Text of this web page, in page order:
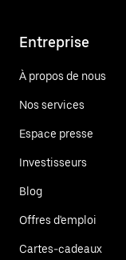
Entreprise
À propos de nous
Nos services
Espace presse
Investisseurs
Blog
Offres d'emploi
Cartes-cadeaux